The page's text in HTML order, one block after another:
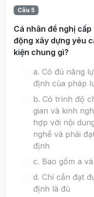
Câu 5
Cá nhân đề nghị
động xây dựng yêu
kiện chung gì?
a. Có đủ năng
định của pháp
b. Có trình độ
gian và kinh
hợp với nội
nghề và phải
định
c. Bao gồm a
d. Chỉ cần đạt
định là đủ